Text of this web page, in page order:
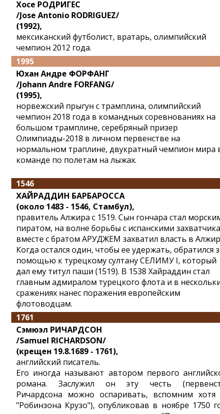
Хосе РОДРИГЕС
/Jose Antonio RODRIGUEZ/
(1992),
мексиканский футболист, вратарь, олимпийский
чемпион 2012 года.
1995
Юхан Андре ФОРФАНГ
/Johann Andre FORFANG/
(1995),
норвежский прыгун с трамплина, олимпийский
чемпион 2018 года в командных соревнованиях на
большом трамплине, серебряный призер
Олимпиады-2018 в личном первенстве на
нормальном траплине, двукратный чемпион мира
команде по полетам на лыжах.
1546
ХАЙРАДДИН БАРБАРОССА
(около 1483 - 1546, Стамбул),
правитель Алжира с 1519. Сын гончара стал
пиратом, на волне борьбы с испанскими
вместе с братом АРУДЖЕМ захватил власть в
Когда остался один, чтобы ее удержать, обратился
помощью к турецкому султану СЕЛИМУ I, который
дал ему титул паши (1519). В 1538 Хайраддин стал
главным адмиралом турецкого флота и в
сражениях нанес поражения европейским
флотоводцам.
1761
Сэмюэл РИЧАРДСОН
/Samuel RICHARDSON/
(крещен 19.8.1689 - 1761),
английский писатель.
Его иногда называют автором первого
романа. Заслужил он эту честь
Ричардсона можно оспаривать, вспомним
"Робинзона Крузо"), опубликовав в ноябре 1750